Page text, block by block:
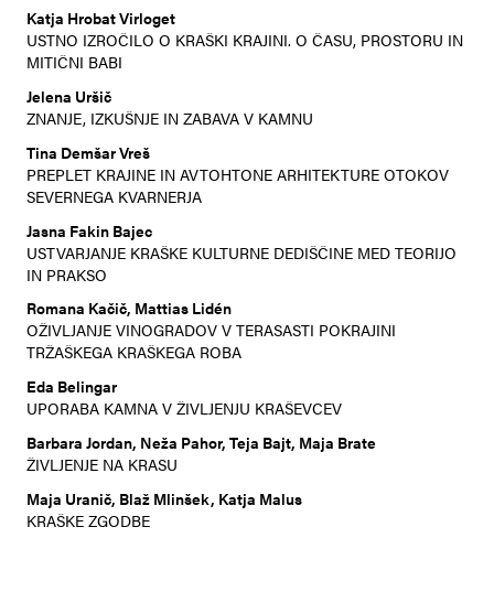
Katja Hrobat Virloget
USTNO IZROČILO O KRAŠKI KRAJINI. O ČASU, PROSTORU IN
MITIČNI BABI
Jelena Uršič
ZNANJE, IZKUŠNJE IN ZABAVA V KAMNU
Tina Demšar Vreš
PREPLET KRAJINE IN AVTOHTONE ARHITEKTURE OTOKOV
SEVERNEGA KVARNERJA
Jasna Fakin Bajec
USTVARJANJE KRAŠKE KULTURNE DEDIŠČINE MED TEORIJO
IN PRAKSO
Romana Kačič, Mattias Lidén
OŽIVLJANJE VINOGRADOV V TERASASTI POKRAJINI
TRŽAŠKEGA KRAŠKEGA ROBA
Eda Belingar
UPORABA KAMNA V ŽIVLJENJU KRAŠEVCEV
Barbara Jordan, Neža Pahor, Teja Bajt, Maja Brate
ŽIVLJENJE NA KRASU
Maja Uranič, Blaž Mlinšek, Katja Malus
KRAŠKE ZGODBE